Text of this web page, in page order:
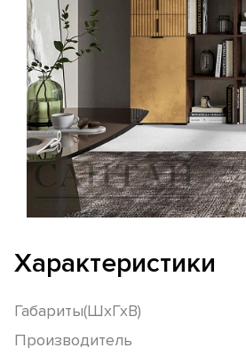
Характеристики
Габариты(ШхГхВ)
Производитель